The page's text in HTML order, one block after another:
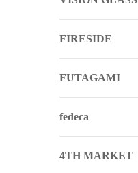
FIRESIDE
FUTAGAMI
fedeca
4TH MARKET